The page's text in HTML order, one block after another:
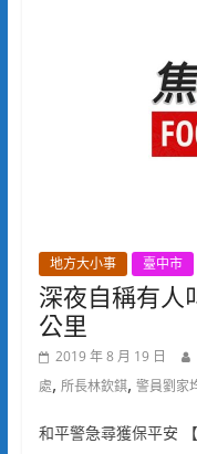
地方大小事 臺中市
深夜自稱有人
公里
2019 年 8 月 19 日
處, 所長林欽錤, 警員劉家
和平警急尋獲保平安